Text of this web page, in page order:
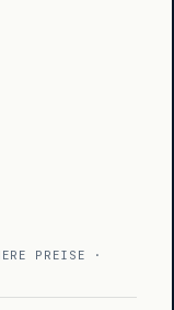
PREISE · A